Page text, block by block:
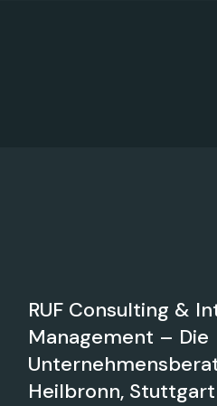
RUF Consulting &
Management – Die
Heilbronn,